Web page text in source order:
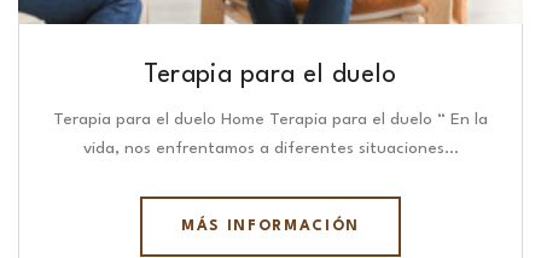
Terapia para el duelo
Terapia para el duelo Home Terapia para el duelo “ En la
vida, nos enfrentamos a diferentes situaciones…
MÁS INFORMACIÓN